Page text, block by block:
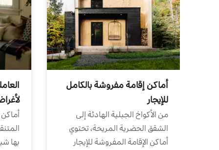
أماكن إقامة مفروشة بالكامل
للإيجار
من الأكواخ الجبلية الهادئة إلى
الشقق الحضرية المريحة، تحتوي
أماكن الإقامة المفروشة للإيجار
بها